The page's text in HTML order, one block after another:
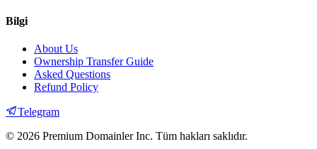
Bilgi
About Us
Ownership Transfer Guide
Asked Questions
Refund Policy
Telegram
© 2026 Premium Domainler Inc. Tüm hakları saklıdır.